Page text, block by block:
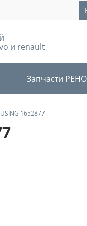
и renault
Запчасти РЕНО
1652877